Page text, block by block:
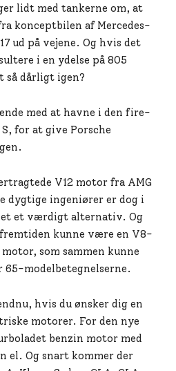
lidt med tankerne om, at
konceptbilen af Mercedes-
ud på vejene. Og hvis det
i en ydelse på 805
så dårligt igen?
med at havne i den fire-
S, for at give Porsche
V12 motor fra AMG
dygtige ingeniører er dog i
et værdigt alternativ. Og
kunne være en V8-
som sammen kunne
modelbetegnelserne.
hvis du ønsker dig en
motorer. For den nye
benzin motor med
el. Og snart kommer der